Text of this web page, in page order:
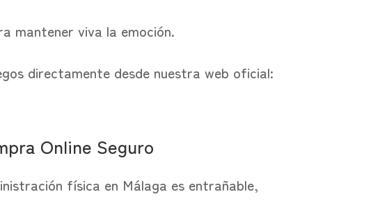
mantener viva la emoción.
directamente desde nuestra web oficial:
Online Seguro
física en Málaga es entrañable,